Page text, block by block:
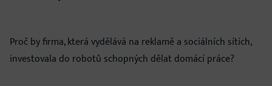
Proč by firma, která vydělává na reklamě a sociálních sítích,
investovala do robotů schopných dělat domácí práce?